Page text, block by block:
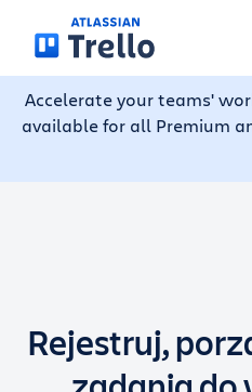
Przejdź do głównej
Funkcje
Ceny
Accelerate your teams'
available for all Premium
Rejestruj,